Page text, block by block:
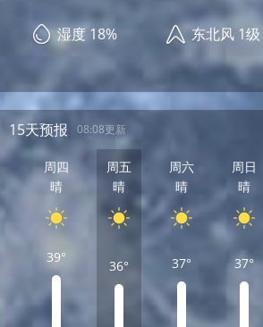
湿度 18% 东北风 1级
15天预报 08:08更新
周四
晴
39°
周五
晴
36°
周六
晴
37°
周日
晴
37°